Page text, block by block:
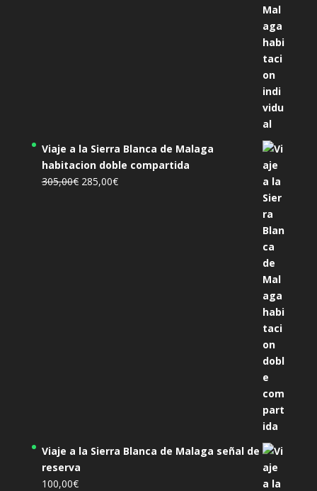
Viaje a la Sierra Blanca de Malaga
habitacion doble compartida
305,00€ El
285,00€El
Viaje a la Sierra Blanca de Malaga señal de
reserva
100,00€